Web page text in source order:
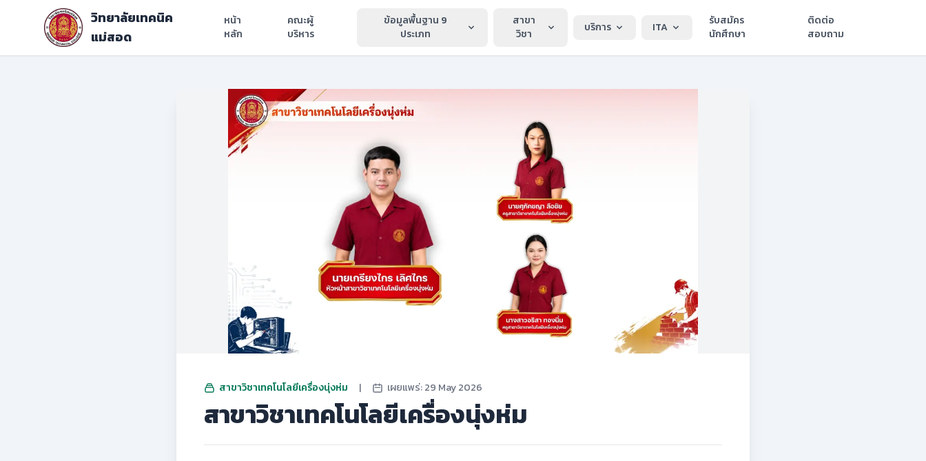
วิทยาลัยเทคนิค
แม่สอด
หน้า
หลัก
คณะผู้
บริหาร
ข้อมูลพื้นฐาน 9
ประเภท
สาขา
วิชา
บริการ ITA
รับสมัคร
นักศึกษา
ติดต่อ
สอบถาม
สาขาวิชาเทคโนโลยีเครื่องนุ่งห่ม | เผยแพร่: 29 May 2026
สาขาวิชาเทคโนโลยีเครื่องนุ่งห่ม